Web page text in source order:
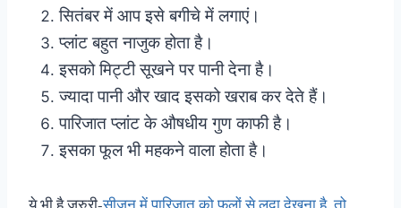
सितंबर में आप इसे बगीचे में लगाएं।
प्लांट बहुत नाजुक होता है।
इसको मिट्टी सूखने पर पानी देना है।
ज्यादा पानी और खाद इसको खराब कर देते हैं।
पारिजात प्लांट के औषधीय गुण काफी है।
इसका फूल भी महकने वाला होता है।